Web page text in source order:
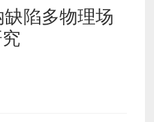
陷多物理场